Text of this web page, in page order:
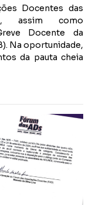
Docentes das
assim como
Docente da
Na oportunidade,
da pauta cheia